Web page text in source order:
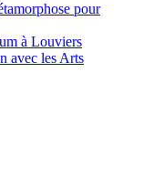
pour
à Louviers
avec les Arts